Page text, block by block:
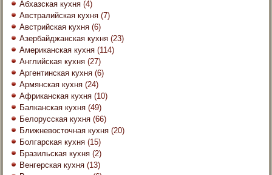
Абхазская кухня (4)
Австралийская кухня (7)
Австрийская кухня (6)
Азербайджанская кухня (23)
Американская кухня (114)
Английская кухня (27)
Аргентинская кухня (6)
Армянская кухня (24)
Африканская кухня (10)
Балканская кухня (49)
Белорусская кухня (66)
Ближневосточная кухня (20)
Болгарская кухня (15)
Бразильская кухня (2)
Венгерская кухня (13)